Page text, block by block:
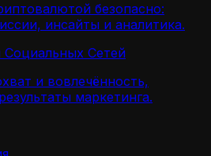
безопасно:
инсайты и аналитика.
Социальных Сетей
и вовлечённость,
маркетинга.